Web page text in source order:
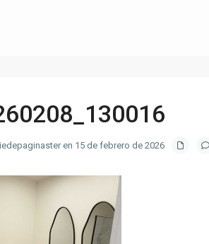
en 15 de febrero de 2026